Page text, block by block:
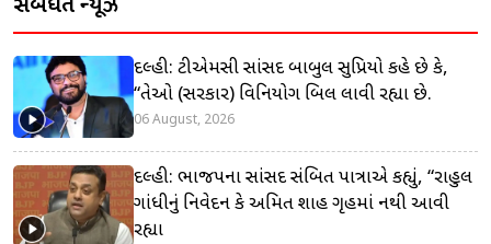
સંબંધિત ન્યૂઝ
દિલ્હી: ટીએમસી સાંસદ બાબુલ સુપ્રિયો કહે છે કે,
“તેઓ (સરકાર) વિનિયોગ બિલ લાવી રહ્યા છે.
06 August, 2026
દિલ્હી: ભાજપના સાંસદ સંબિત પાત્રાએ કહ્યું, “રાહુલ
ગાંધીનું નિવેદન કે અમિત શાહ ગૃહમાં નથી આવી
રહ્યા